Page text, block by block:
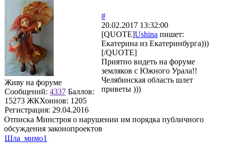
Живу на форуме
Сообщений: 4337 Баллов:
15273 ЖКХоинов: 1205
Регистрация: 29.04.2016
#
20.02.2017 13:32:00
[QUOTE]Ushina пишет:
Екатерина из Екатеринбурга)))
[/QUOTE]
Приятно видеть на форуме
земляков с Южного Урала!!
Челябинская область шлет
приветы )))
Отписка Минстроя о нарушении им порядка публичного
обсуждения законопроектов
Шла_мимо1